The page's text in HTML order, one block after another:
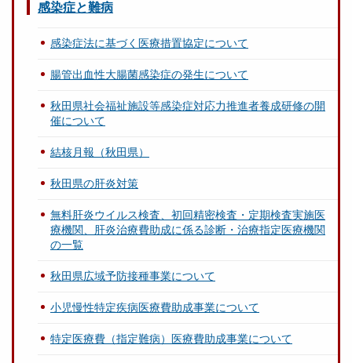
感染症と難病
感染症法に基づく医療措置協定について
腸管出血性大腸菌感染症の発生について
秋田県社会福祉施設等感染症対応力推進者養成研修の開
催について
結核月報（秋田県）
秋田県の肝炎対策
無料肝炎ウイルス検査、初回精密検査・定期検査実施医
療機関、肝炎治療費助成に係る診断・治療指定医療機関
の一覧
秋田県広域予防接種事業について
小児慢性特定疾病医療費助成事業について
特定医療費（指定難病）医療費助成事業について